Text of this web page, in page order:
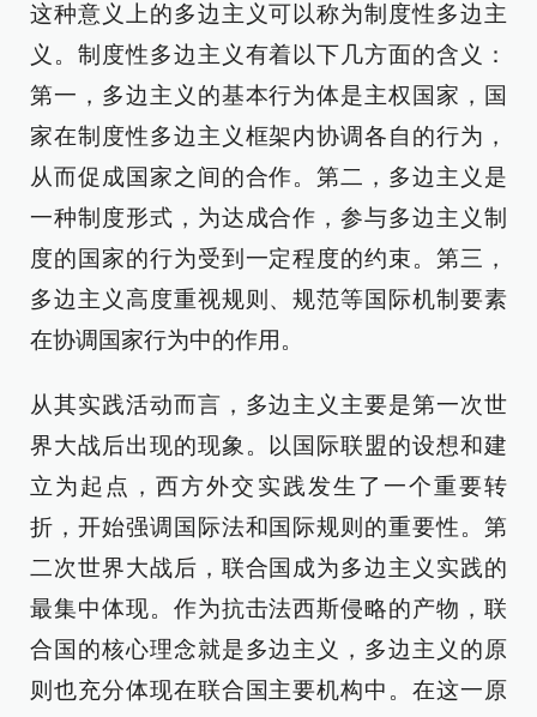
这种意义上的多边主义可以称为制度性多边主
义。制度性多边主义有着以下几方面的含义：
第一，多边主义的基本行为体是主权国家，国
家在制度性多边主义框架内协调各自的行为，
从而促成国家之间的合作。第二，多边主义是
一种制度形式，为达成合作，参与多边主义制
度的国家的行为受到一定程度的约束。第三，
多边主义高度重视规则、规范等国际机制要素
在协调国家行为中的作用。
从其实践活动而言，多边主义主要是第一次世
界大战后出现的现象。以国际联盟的设想和建
立为起点，西方外交实践发生了一个重要转
折，开始强调国际法和国际规则的重要性。第
二次世界大战后，联合国成为多边主义实践的
最集中体现。作为抗击法西斯侵略的产物，联
合国的核心理念就是多边主义，多边主义的原
则也充分体现在联合国主要机构中。在这一原